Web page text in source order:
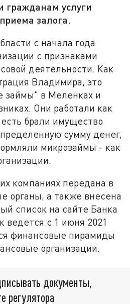
гражданам услуги
залога.
с начала года
с признаками
деятельности. Как
Владимира, это
займы" в Меленках и
Они работали как
брали имущество
сумму денег,
микрозаймы - как
компаниях передана в
органы, а также внесена
список на сайте Банка
ведется с 1 июня 2021
финансовые пирамиды
организации.
документы,
регулятора